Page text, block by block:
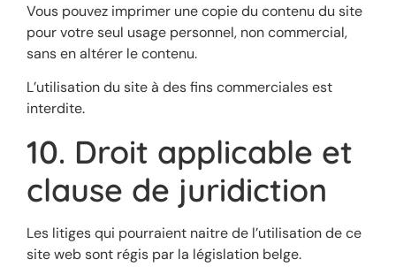
Vous pouvez imprimer une copie du contenu du site
pour votre seul usage personnel, non commercial,
sans en altérer le contenu.
L’utilisation du site à des fins commerciales est
interdite.
10. Droit applicable et
clause de juridiction
Les litiges qui pourraient naitre de l’utilisation de ce
site web sont régis par la législation belge.